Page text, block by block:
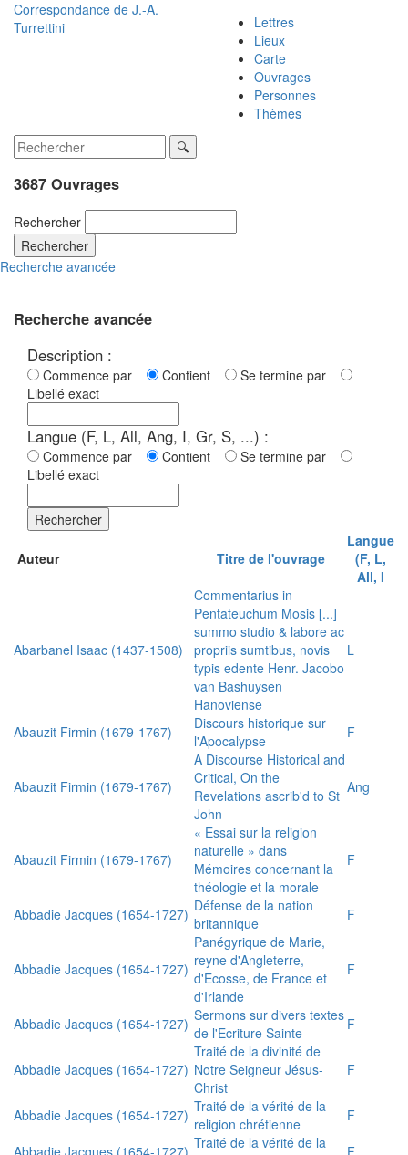
Correspondance de J.-A.
Turrettini
Lettres
Lieux
Carte
Ouvrages
Personnes
Thèmes
3687 Ouvrages
Rechercher
Rechercher
Recherche avancée
Recherche avancée
Description :
Commence par Contient
Se termine par
Libellé exact
Langue (F, L, All, Ang, I, Gr, S, ...) :
Commence par Contient
Se termine par
Libellé exact
Rechercher
Auteur Titre de l'ouvrage
Langue
(F, L,
All, I
Abarbanel Isaac (1437-1508)
Commentarius in
Pentateuchum Mosis [...]
summo studio & labore ac
propriis sumtibus, novis
typis edente Henr. Jacobo
van Bashuysen
Hanoviense
L
Abauzit Firmin (1679-1767)
Discours historique sur
l'Apocalypse
F
Abauzit Firmin (1679-1767)
A Discourse Historical and
Critical, On the
Revelations ascrib'd to St
John
Ang
Abauzit Firmin (1679-1767)
« Essai sur la religion
naturelle » dans
Mémoires concernant la
théologie et la morale
F
Abbadie Jacques (1654-1727) Défense de la nation
britannique
F
Abbadie Jacques (1654-1727)
Panégyrique de Marie,
reyne d'Angleterre,
d'Ecosse, de France et
d'Irlande
F
Abbadie Jacques (1654-1727) Sermons sur divers textes
de l'Ecriture Sainte
F
Abbadie Jacques (1654-1727)
Traité de la divinité de
Notre Seigneur Jésus-
Christ
F
Abbadie Jacques (1654-1727) Traité de la vérité de la
religion chrétienne
F
Abbadie Jacques (1654-1727) Traité de la vérité de la
F